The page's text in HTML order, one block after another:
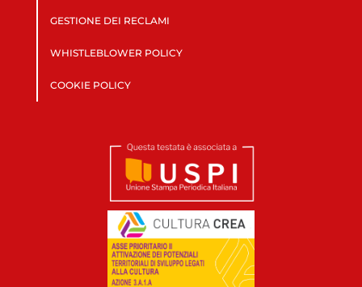
GESTIONE DEI RECLAMI
WHISTLEBLOWER POLICY
COOKIE POLICY